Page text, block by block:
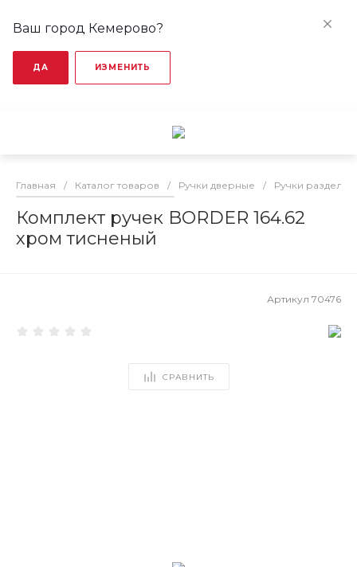
Ваш город Кемерово?
ДА ИЗМЕНИТЬ
Главная / Каталог товаров / Ручки дверные / Ручки
Комплект ручек BORDER 164.62
хром тисненый
Артикул 70476
СРАВНИТЬ